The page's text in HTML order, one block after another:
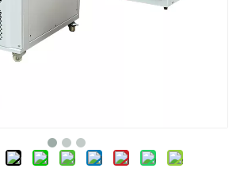
Alimentation haute tension DC750V-50KW